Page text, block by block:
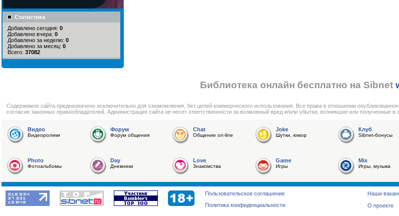
Статистика
Добавлено сегодня: 0
Добавлено вчера: 0
Добавлено за неделю: 0
Добавлено за месяц: 0
Всего: 37082
Библиотека онлайн бесплатно на Sibnet
Cодержимое сайта предназначено исключительно для ознакомления, без целей коммерческого использования. Все права в отношении
согласия законных правообладателей. Администрация сайта не несет ответственности за возможный вред и/или убытки, возникшие или полученные в
Видео
Видеоролики
Форум
Форум общения
Chat
Общение on-line
Joke
Шутки, юмор
Клуб
Sibnet-бонусы
Photo
Фотоальбомы
Day
Дневники
Love
Знакомства
Game
Игры
Mix
Игры, музыка
Наши
О проекте
Пользовательское соглашение
Политика конфиденциальности